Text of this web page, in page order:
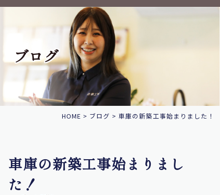
ブログ
HOME > ブログ > 車庫の新築工事始まりました！
車庫の新築工事始まりまし
た！